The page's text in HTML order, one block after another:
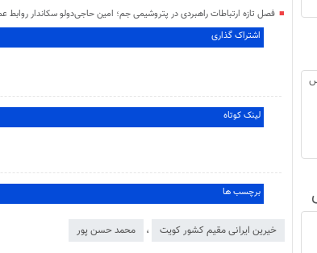
فصل تازه ارتباطات راهبردی در پتروشیمی جم؛ امین حاجی‌دولو سکاندار روابط
اشتراک گذاری
لینک کوتاه
برچسب ها
خیرین ایرانی مقیم کشور کویت ، محمد حسن پور